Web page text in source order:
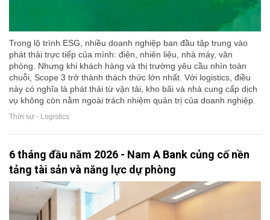
Trong lộ trình ESG, nhiều doanh nghiệp ban đầu tập trung vào
phát thải trực tiếp của mình: điện, nhiên liệu, nhà máy, văn
phòng. Nhưng khi khách hàng và thị trường yêu cầu nhìn toàn
chuỗi, Scope 3 trở thành thách thức lớn nhất. Với logistics, điều
này có nghĩa là phát thải từ vận tải, kho bãi và nhà cung cấp dịch
vụ không còn nằm ngoài trách nhiệm quản trị của doanh nghiệp.
Thời sự - Logistics
6 tháng đầu năm 2026 - Nam A Bank củng cố nền
tảng tài sản và năng lực dự phòng